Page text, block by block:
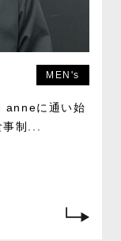
MEN's
anneに通い始
制...